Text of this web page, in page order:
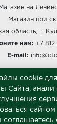
Магазин на
Магазин при
область, г.
нам: +7
E-mail:
МЕНЮ
обработки
обработку
cookie для
Сайта,
сайтом